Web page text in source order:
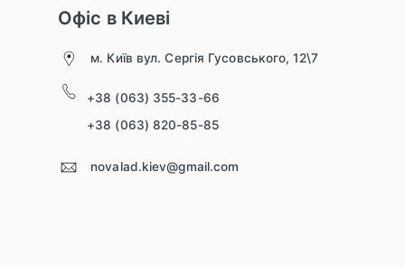
Офіс в Киеві
м. Київ вул. Сергія Гусовського, 12\7
+38 (063) 355-33-66
+38 (063) 820-85-85
novalad.kiev@gmail.com